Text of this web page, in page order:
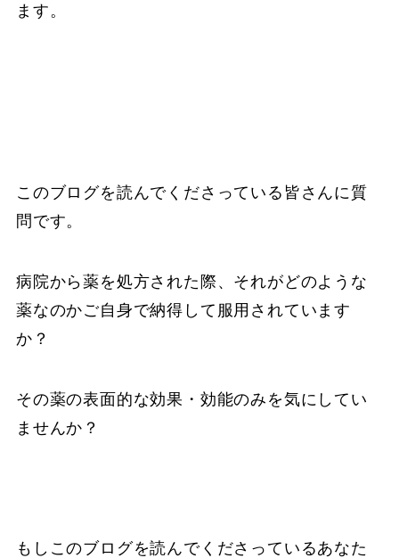
ます。
このブログを読んでくださっている皆さんに質
問です。
病院から薬を処方された際、それがどのような
薬なのかご自身で納得して服用されています
か？
その薬の表面的な効果・効能のみを気にしてい
ませんか？
もしこのブログを読んでくださっているあなた